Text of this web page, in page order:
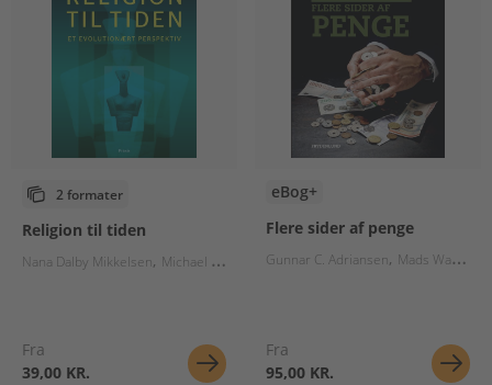
2 formater
Religion til tiden
Nana Dalby Mikkelsen Michael Brixtofte Petersen
Fra
39,00 KR.
eBog+
Flere sider af penge
Gunnar C. Adriansen Mads Waneck
Fra
95,00 KR.